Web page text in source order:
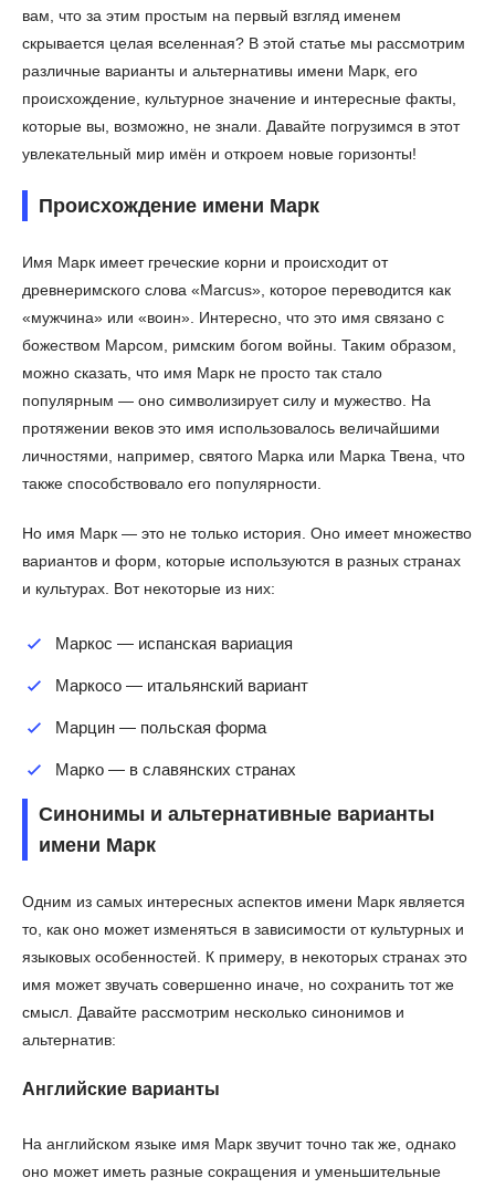
вам, что за этим простым на первый взгляд именем
скрывается целая вселенная? В этой статье мы рассмотрим
различные варианты и альтернативы имени Марк, его
происхождение, культурное значение и интересные факты,
которые вы, возможно, не знали. Давайте погрузимся в этот
увлекательный мир имён и откроем новые горизонты!
Происхождение имени Марк
Имя Марк имеет греческие корни и происходит от
древнеримского слова «Marcus», которое переводится как
«мужчина» или «воин». Интересно, что это имя связано с
божеством Марсом, римским богом войны. Таким образом,
можно сказать, что имя Марк не просто так стало
популярным — оно символизирует силу и мужество. На
протяжении веков это имя использовалось величайшими
личностями, например, святого Марка или Марка Твена, что
также способствовало его популярности.
Но имя Марк — это не только история. Оно имеет множество
вариантов и форм, которые используются в разных странах
и культурах. Вот некоторые из них:
Маркос — испанская вариация
Маркосо — итальянский вариант
Марцин — польская форма
Марко — в славянских странах
Синонимы и альтернативные варианты
имени Марк
Одним из самых интересных аспектов имени Марк является
то, как оно может изменяться в зависимости от культурных и
языковых особенностей. К примеру, в некоторых странах это
имя может звучать совершенно иначе, но сохранить тот же
смысл. Давайте рассмотрим несколько синонимов и
альтернатив:
Английские варианты
На английском языке имя Марк звучит точно так же, однако
оно может иметь разные сокращения и уменьшительные